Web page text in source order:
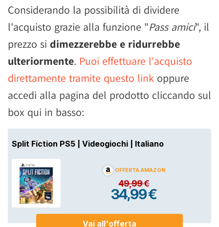
Considerando la possibilità di dividere
l'acquisto grazie alla funzione "Pass amici", il
prezzo si dimezzerebbe e ridurrebbe
ulteriormente. Puoi effettuare l'acquisto
direttamente tramite questo link oppure
accedi alla pagina del prodotto cliccando sul
box qui in basso: